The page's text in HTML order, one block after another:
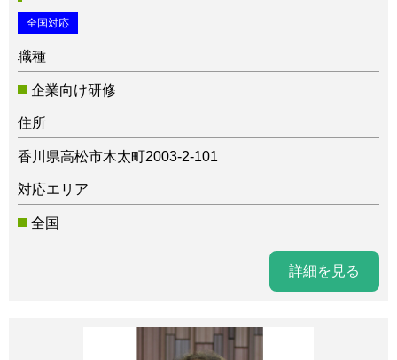
全国対応
職種
企業向け研修
住所
香川県高松市木太町2003-2-101
対応エリア
全国
詳細を見る